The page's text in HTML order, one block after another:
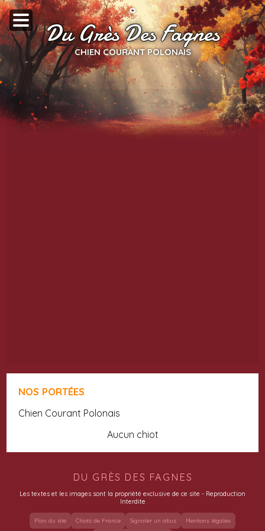
Du Grès Des Fagnes
CHIEN COURANT POLONAIS
NOS PORTÉES
Chien Courant Polonais
Aucun chiot
DU GRÈS DES FAGNES
Les textes et les images sont la propriété exclusive de ce site - Reproduction
Interdite
Plan du site Chiots de France Signaler un abus Mentions légales